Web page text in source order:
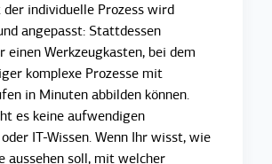
individuelle Prozess wird
angepasst: Stattdessen
einen Werkzeugkasten, bei dem
komplexe Prozesse mit
in Minuten abbilden können.
es keine aufwendigen
IT-Wissen. Wenn Ihr wisst, wie
aussehen soll, mit welcher